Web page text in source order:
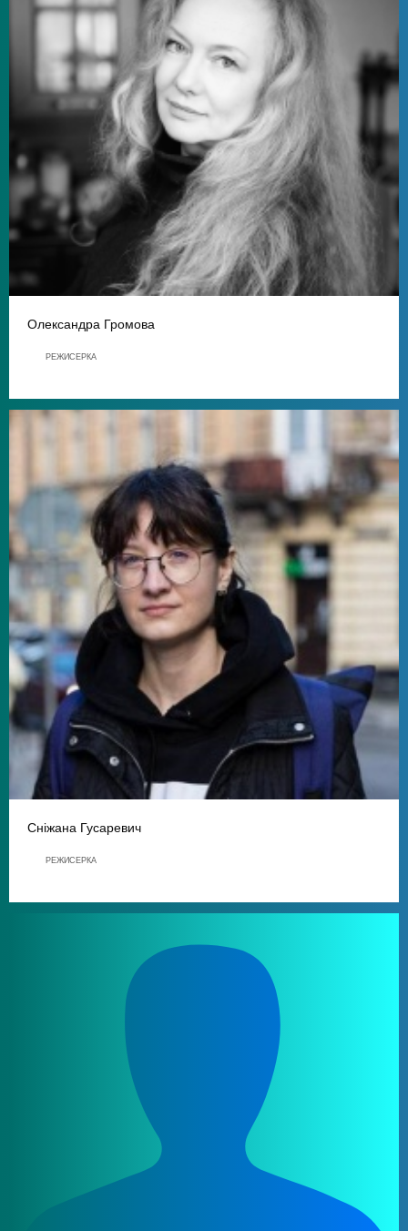
Олександра Громова
РЕЖИСЕРКА
Сніжана Гусаревич
РЕЖИСЕРКА